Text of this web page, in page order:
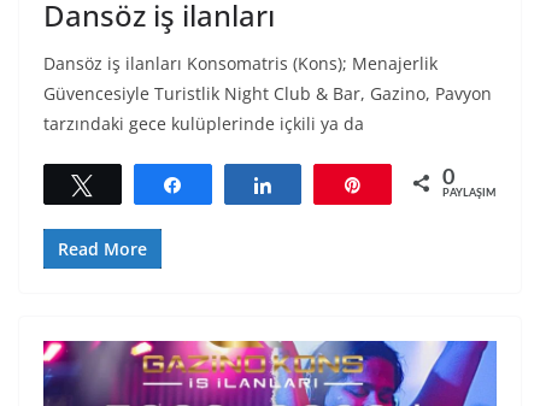
Dansöz iş ilanları
Dansöz iş ilanları Konsomatris (Kons); Menajerlik
Güvencesiyle Turistlik Night Club & Bar, Gazino, Pavyon
tarzındaki gece kulüplerinde içkili ya da
Tweetle 0
PAYLAŞIMLAR
Read More